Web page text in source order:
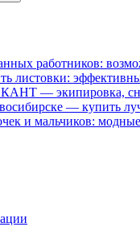
работников:
листовки:
— экипировка,
— купить
и мальчиков: